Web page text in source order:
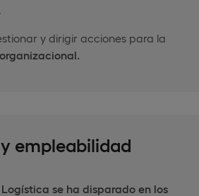
y dirigir acciones para la
empleabilidad
se ha disparado en los